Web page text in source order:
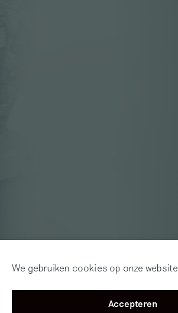
We gebruiken cookies op onze website
Accepteren